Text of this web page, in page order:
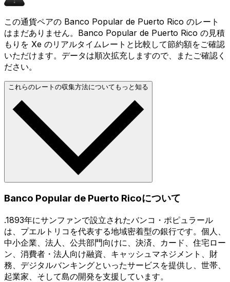
この通貨ペアの Banco Popular de Puerto Rico のレート
はまだありません。Banco Popular de Puerto Rico の見積
もりを Xe のリアルタイムレートと比較して節約額をご確認
いただけます。データは順次拡充しますので、またご確認く
ださい。
これらのレートの収集方法についてもっと知る
Banco Popular de Puerto Ricoについて
.1893年にサンファンで設立されたバンコ・ポピュラール
は、プエルトリコを代表する地域密着型の銀行です。個人、
中小企業、法人、公共部門向けに、決済、カード、住宅ロー
ン、消費者・法人向け融資、キャッシュマネジメント、財
務、デジタルバンキングといったサービスを提供し、世帯、
起業家、そして島の開発を支援しています。